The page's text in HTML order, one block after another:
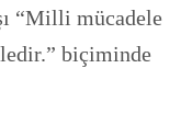
“Milli mücadele
biçiminde